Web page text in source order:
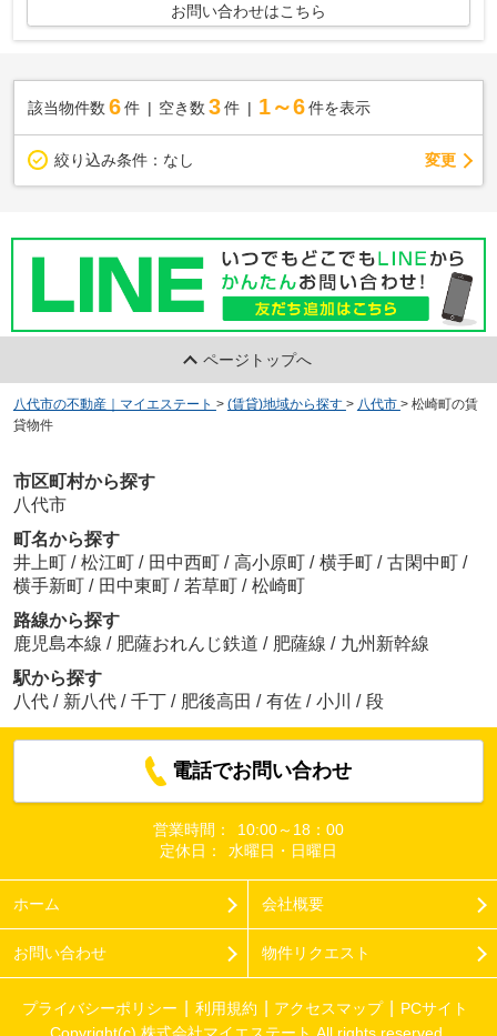
お問い合わせはこちら
該当物件数 6件 空き数 3 件 1～6 件を表示
絞り込み条件： なし 変更
ページトップへ
八代市の不動産｜マイエステート > (賃貸)地域から探す > 八代市 > 松崎町の賃
貸物件
市区町村から探す
八代市
町名から探す
井上町 / 松江町 / 田中西町 / 高小原町 / 横手町 / 古閑中町 /
横手新町 / 田中東町 / 若草町 / 松崎町
路線から探す
鹿児島本線 / 肥薩おれんじ鉄道 / 肥薩線 / 九州新幹線
駅から探す
八代 / 新八代 / 千丁 / 肥後高田 / 有佐 / 小川 / 段
電話でお問い合わせ
営業時間：
10:00～18：00
定休日：
水曜日・日曜日
ホーム 会社概要
お問い合わせ 物件リクエスト
プライバシーポリシー 利用規約 アクセスマップ
PCサイト